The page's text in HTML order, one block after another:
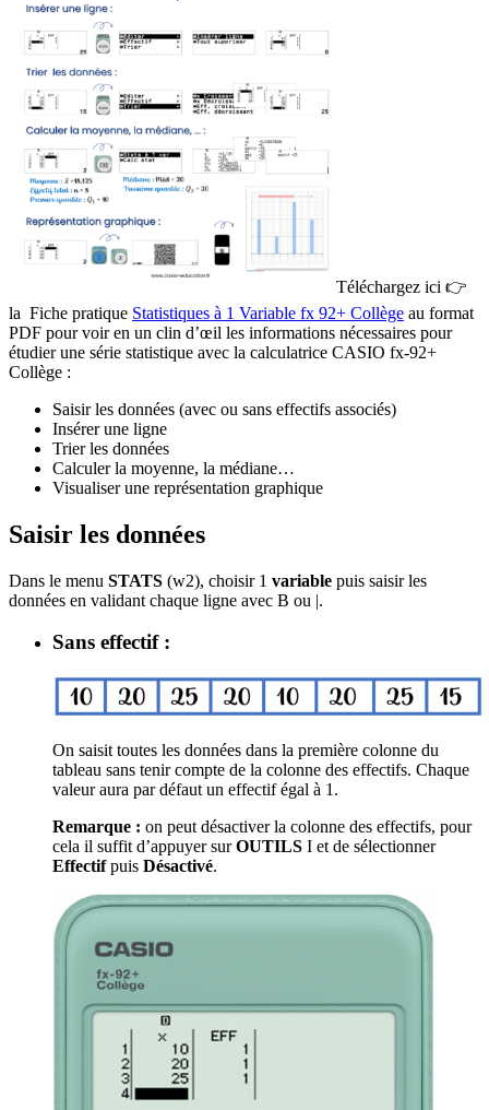
Téléchargez ici 👉
la Fiche pratique Statistiques à 1 Variable fx 92+ Collège au format
PDF pour voir en un clin d’œil les informations nécessaires pour
étudier une série statistique avec la calculatrice CASIO fx-92+
Collège :
Saisir les données (avec ou sans effectifs associés)
Insérer une ligne
Trier les données
Calculer la moyenne, la médiane…
Visualiser une représentation graphique
Saisir les données
Dans le menu STATS (w2), choisir 1 variable puis saisir les
données en validant chaque ligne avec B ou |.
Sans effectif :
On saisit toutes les données dans la première colonne du
tableau sans tenir compte de la colonne des effectifs. Chaque
valeur aura par défaut un effectif égal à 1.
Remarque : on peut désactiver la colonne des effectifs, pour
cela il suffit d’appuyer surOUTILS I et de sélectionner
Effectifpuis Désactivé.